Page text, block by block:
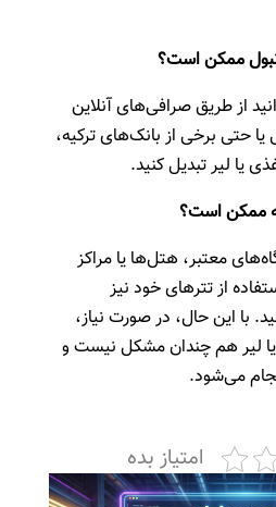
ممکن است؟
از طریق صرافی‌های آنلاین
حتی برخی از بانک‌های ترکیه،
یا لیر تبدیل کنید.
ممکن است؟
معتبر، هتل‌ها یا مراکز
از تترهای خود نیز
با این حال، در صورت نیاز،
یا لیر هم چندان مشکل نیست و
می‌شود.
امتیاز بده